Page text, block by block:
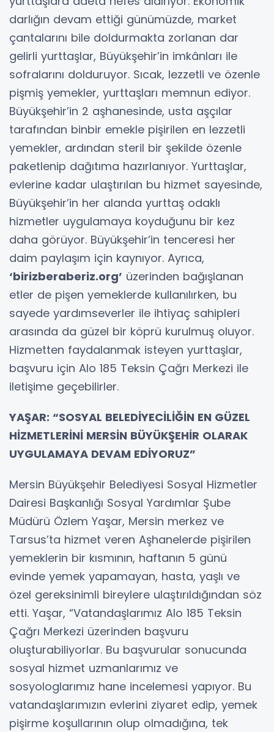
darlığın devam ettiği günümüzde, market
çantalarını bile doldurmakta zorlanan dar
gelirli yurttaşlar, Büyükşehir’in imkânları ile
sofralarını dolduruyor. Sıcak, lezzetli ve özenle
pişmiş yemekler, yurttaşları memnun ediyor.
Büyükşehir’in 2 aşhanesinde, usta aşçılar
tarafından binbir emekle pişirilen en lezzetli
yemekler, ardından steril bir şekilde özenle
paketlenip dağıtıma hazırlanıyor. Yurttaşlar,
evlerine kadar ulaştırılan bu hizmet sayesinde,
Büyükşehir’in her alanda yurttaş odaklı
hizmetler uygulamaya koyduğunu bir kez
daha görüyor. Büyükşehir’in tenceresi her
daim paylaşım için kaynıyor. Ayrıca,
‘birizberaberiz.org’ üzerinden bağışlanan
etler de pişen yemeklerde kullanılırken, bu
sayede yardımseverler ile ihtiyaç sahipleri
arasında da güzel bir köprü kurulmuş oluyor.
Hizmetten faydalanmak isteyen yurttaşlar,
başvuru için Alo 185 Teksin Çağrı Merkezi ile
iletişime geçebilirler.
YAŞAR: “SOSYAL BELEDİYECİLİĞİN EN GÜZEL
HİZMETLERİNİ MERSİN BÜYÜKŞEHİR OLARAK
UYGULAMAYA DEVAM EDİYORUZ”
Mersin Büyükşehir Belediyesi Sosyal Hizmetler
Dairesi Başkanlığı Sosyal Yardımlar Şube
Müdürü Özlem Yaşar, Mersin merkez ve
Tarsus’ta hizmet veren Aşhanelerde pişirilen
yemeklerin bir kısmının, haftanın 5 günü
evinde yemek yapamayan, hasta, yaşlı ve
özel gereksinimli bireylere ulaştırıldığından söz
etti. Yaşar, “Vatandaşlarımız Alo 185 Teksin
Çağrı Merkezi üzerinden başvuru
oluşturabiliyorlar. Bu başvurular sonucunda
sosyal hizmet uzmanlarımız ve
sosyologlarımız hane incelemesi yapıyor. Bu
vatandaşlarımızın evlerini ziyaret edip, yemek
pişirme koşullarının olup olmadığına, tek